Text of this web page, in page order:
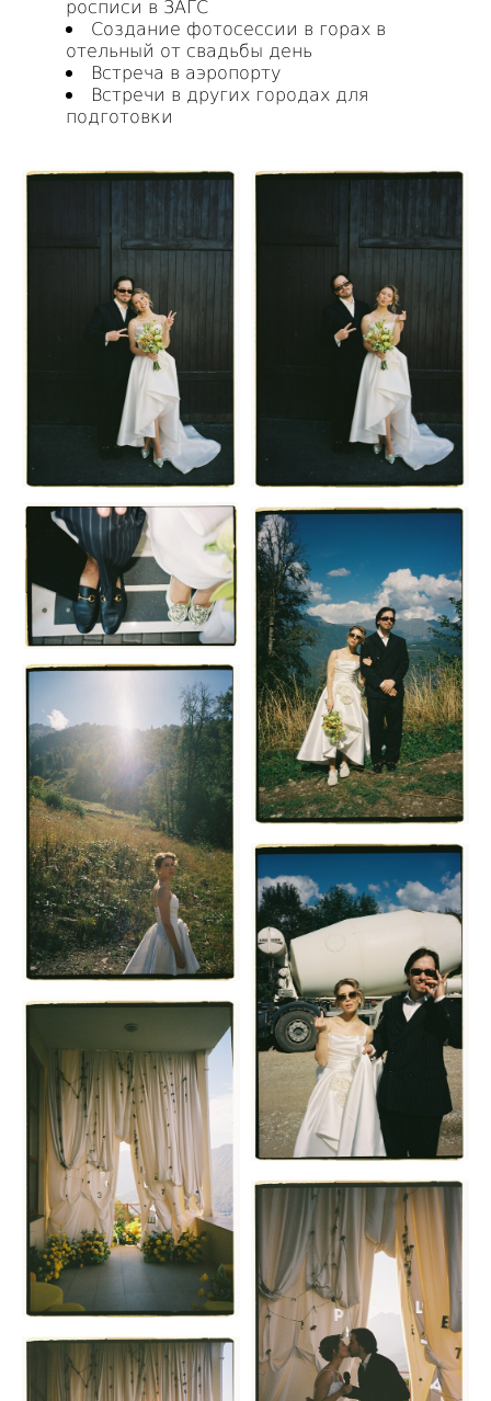
росписи в ЗАГС
Создание фотосессии в горах в
отельный от свадьбы день
Встреча в аэропорту
Встречи в других городах для
подготовки